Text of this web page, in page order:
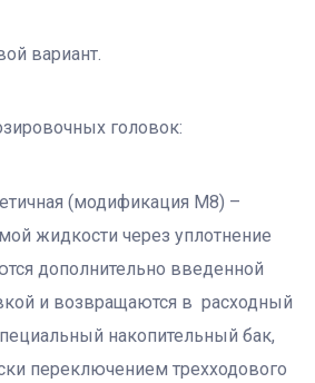
вариант.
головок:
(модификация М8) –
жидкости через уплотнение
дополнительно введенной
и возвращаются в расходный
накопительный бак,
переключением трехходового